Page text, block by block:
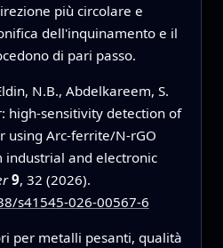
più circolare e
dell'inquinamento e il
di pari passo.
N.B., Abdelkareem, S.
high-sensitivity detection of
using Arc-ferrite/N-rGO
industrial and electronic
9, 32 (2026).
s41545-026-00567-6
per metalli pesanti, qualità